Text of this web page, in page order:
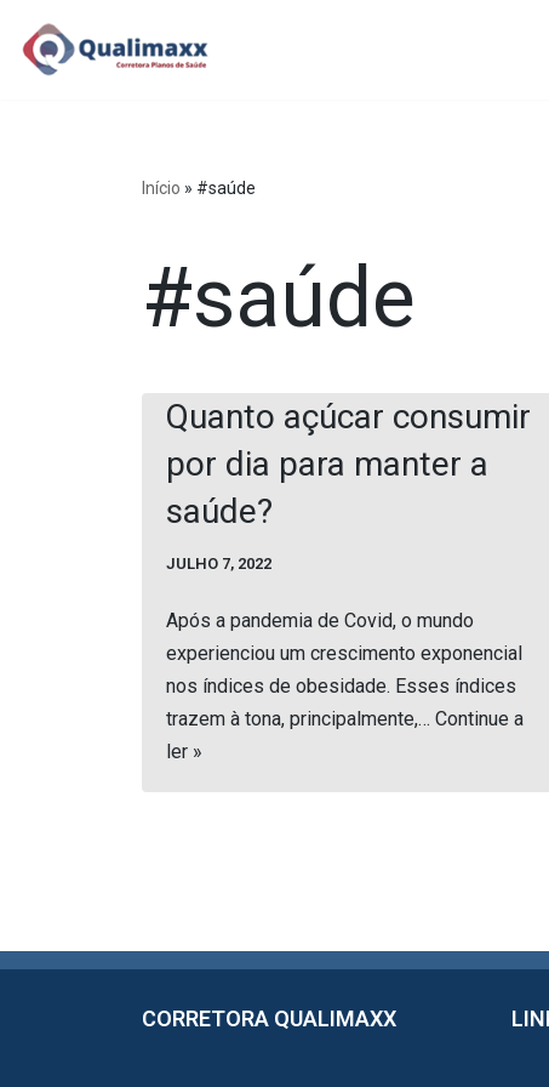
Pular
Início » #saúde
#saúde
Quanto açúcar consumir
por dia para manter a
saúde?
JULHO 7, 2022
Após a pandemia de Covid, o mundo
experienciou um crescimento exponencial
nos índices de obesidade. Esses índices
trazem à tona, principalmente,… Continue a
ler »
CORRETORA QUALIMAXX